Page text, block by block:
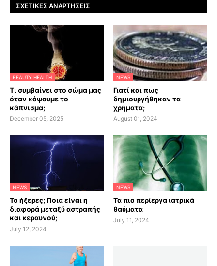
ΣΧΕΤΙΚΈΣ ΑΝΑΡΤΉΣΕΙΣ
BEAUTY HEALTH
Τι συμβαίνει στο σώμα μας
όταν κόψουμε το
κάπνισμα;
December 05, 2025
NEWS
Γιατί και πως
δημιουργήθηκαν τα
χρήματα;
August 01, 2024
NEWS
Το ήξερες; Ποια είναι η
διαφορά μεταξύ αστραπής
και κεραυνού;
July 12, 2024
NEWS
Τα πιο περίεργα ιατρικά
θαύματα
July 11, 2024